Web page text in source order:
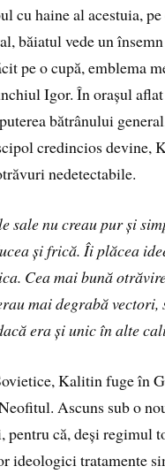
cu haine al acestuia,
băiatul vede un
pe o cupă, emblema
Igor. În orașul
bătrânului
credincios devine,
nedetectabile.
nu creau pur și
și frică. Îi plăcea
Cea mai bună
mai degrabă
era și unic în alte
Kalitin fuge în
Ascuns sub o
pentru că, deși regimul
ideologici tratamente